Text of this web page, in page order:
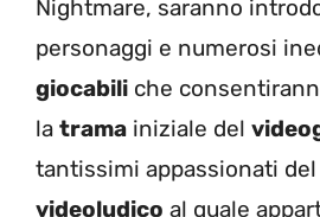
Nightmare, saranno
personaggi e numerosi
giocabili che
la trama iniziale del
tantissimi appassionati del
videoludico al quale